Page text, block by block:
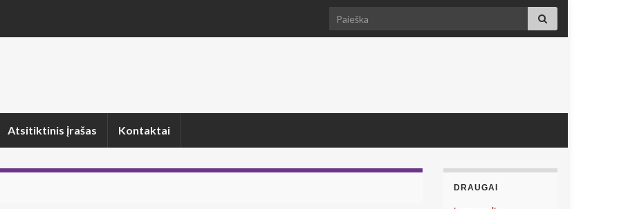
Search for:
Atsitiktinis įrašas Kontaktai
DRAUGAI